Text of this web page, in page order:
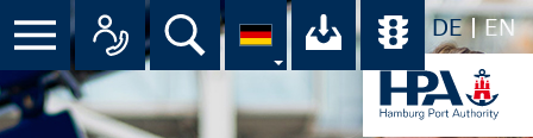
DE EN
Suche Ihr Download-